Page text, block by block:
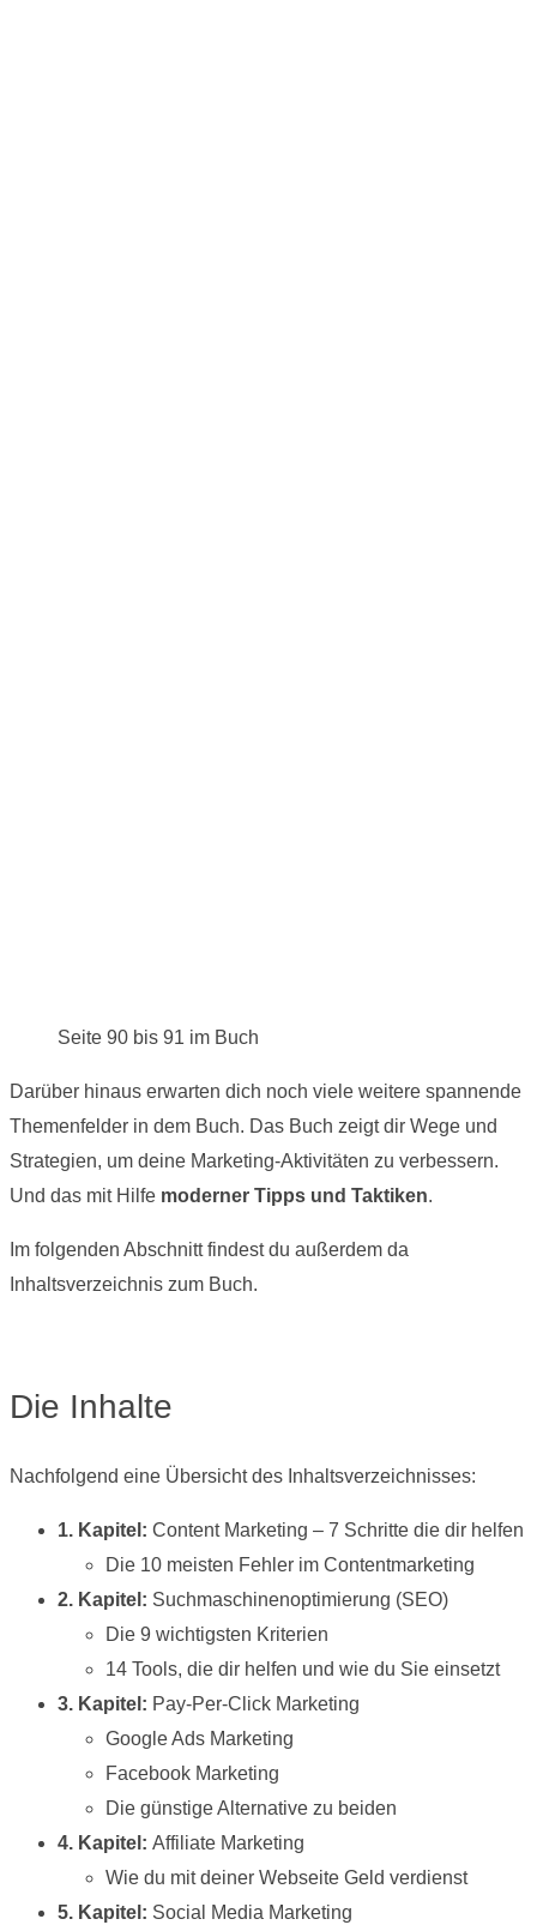
Seite 90 bis 91 im Buch
Darüber hinaus erwarten dich noch viele weitere spannende
Themenfelder in dem Buch. Das Buch zeigt dir Wege und
Strategien, um deine Marketing-Aktivitäten zu verbessern.
Und das mit Hilfe moderner Tipps und Taktiken.
Im folgenden Abschnitt findest du außerdem da
Inhaltsverzeichnis zum Buch.
Die Inhalte
Nachfolgend eine Übersicht des Inhaltsverzeichnisses:
1. Kapitel: Content Marketing – 7 Schritte die dir helfen
Die 10 meisten Fehler im Contentmarketing
2. Kapitel: Suchmaschinenoptimierung (SEO)
Die 9 wichtigsten Kriterien
14 Tools, die dir helfen und wie du Sie einsetzt
3. Kapitel: Pay-Per-Click Marketing
Google Ads Marketing
Facebook Marketing
Die günstige Alternative zu beiden
4. Kapitel: Affiliate Marketing
Wie du mit deiner Webseite Geld verdienst
5. Kapitel: Social Media Marketing